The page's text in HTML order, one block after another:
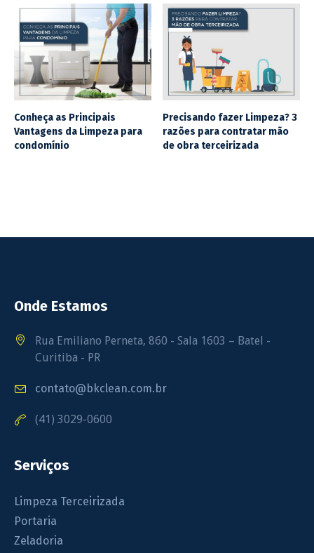
Conheça as Principais
Vantagens da Limpeza para
condomínio
Precisando fazer Limpeza? 3
razões para contratar mão
de obra terceirizada
Onde Estamos
Rua Emiliano Perneta, 860 - Sala 1603 – Batel -
Curitiba - PR
contato@bkclean.com.br
(41) 3029-0600
Serviços
Limpeza Terceirizada
Portaria
Zeladoria